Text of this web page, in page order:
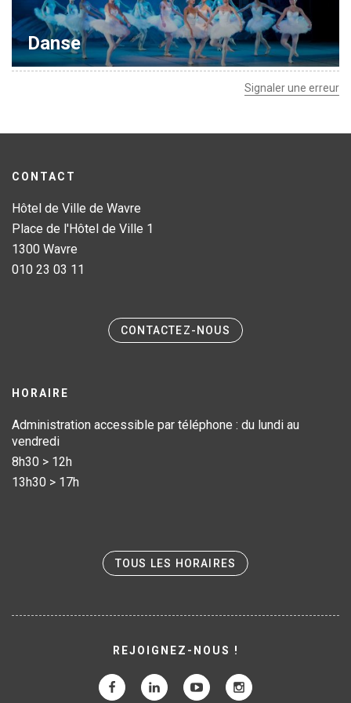
Journaliste
Nouvel habitant
Offres d'emploi
Règlements communaux
Danse
Signaler une erreur
CONTACT
Hôtel de Ville de Wavre
Place de l'Hôtel de Ville 1
1300 Wavre
010 23 03 11
CONTACTEZ-NOUS
HORAIRE
Administration accessible par téléphone : du lundi au
vendredi
8h30 > 12h
13h30 > 17h
TOUS LES HORAIRES
REJOIGNEZ-NOUS !